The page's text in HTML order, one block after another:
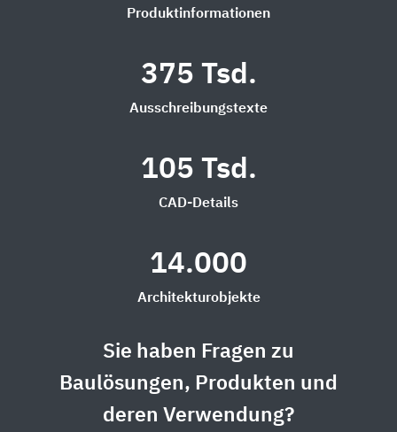
Produktinformationen
375 Tsd.
Ausschreibungstexte
105 Tsd.
CAD-Details
14.000
Architekturobjekte
Sie haben Fragen zu
Baulösungen, Produkten und
deren Verwendung?